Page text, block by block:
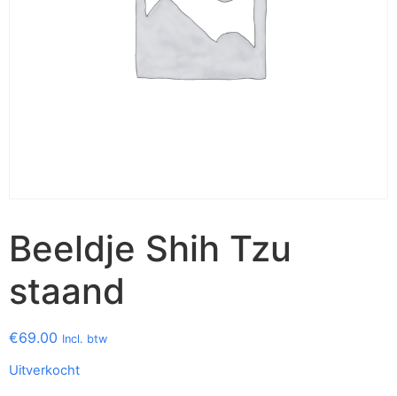
Beeldje Shih Tzu
staand
€69.00 Incl. btw
Uitverkocht